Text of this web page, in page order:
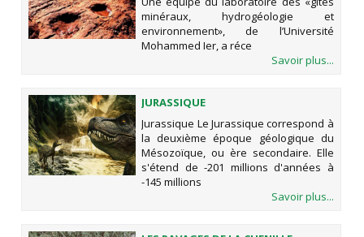
minéraux, hydrogéologie et
environnement», de l’Université
Mohammed Ier, a réce
Savoir plus...
JURASSIQUE
Jurassique Le Jurassique correspond à
la deuxième époque géologique du
Mésozoïque, ou ère secondaire. Elle
s'étend de -201 millions d'années à
-145 millions
Savoir plus...